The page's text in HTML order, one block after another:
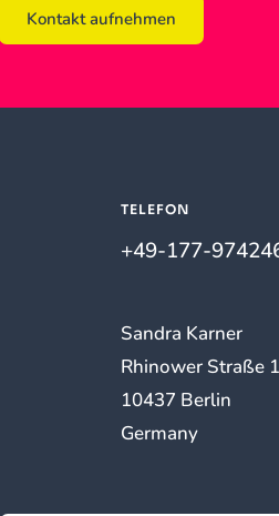
Kontakt aufnehmen
TELEFON
+49-177-
Sandra Karner
Rhinower Straße
10437 Berlin
Germany